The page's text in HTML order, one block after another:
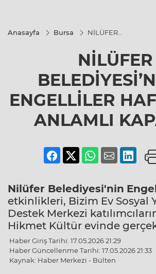
Anasayfa Bursa
NİLÜFER
ENGELLİLER
HAFTASINA
ANLAMLI KAPANIŞ
NİLÜFER
ENGELLİLER
ANLAMLI
Nilüfer Belediyesi'nin
etkinlikleri, Bizim Ev Sosyal
Destek Merkezi
Hikmet Kültür evinde
Haber Giriş Tarihi: 17.05.2026 21:29
Haber Güncellenme Tarihi: 17.05.2026 21:33
Kaynak: Haber Merkezi - Bülten